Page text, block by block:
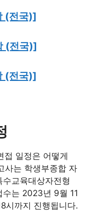
(전국)]
(전국)]
(전국)]
일정은 어떻게
사는 학생부종합 자
교육대상자전형
수는 2023년 9월 11
시까지 진행됩니다.